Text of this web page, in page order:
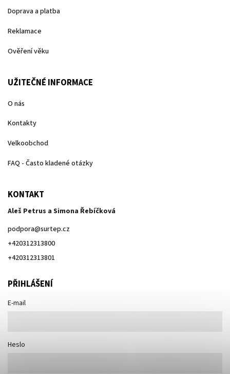
Doprava a platba
Reklamace
Ověření věku
UŽITEČNÉ INFORMACE
O nás
Kontakty
Velkoobchod
FAQ - Často kladené otázky
KONTAKT
Aleš Petrus a Simona Řebíčková
podpora@surtep.cz
+420312313800
+420312313801
PŘIHLÁŠENÍ
E-mail
Heslo